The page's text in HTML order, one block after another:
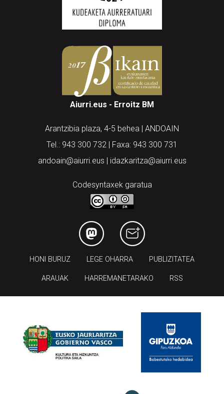
Aiurri.eus - Erroitz BM
Arantzibia plaza, 4-5 behea | ANDOAIN
Tel.: 943 300 732 | Faxa: 943 300 731
andoain@aiurri.eus | idazkaritza@aiurri.eus
Codesyntaxek garatua
HONI BURUZ LEGE OHARRA PUBLIZITATEA
ARAUAK HARREMANETARAKO RSS